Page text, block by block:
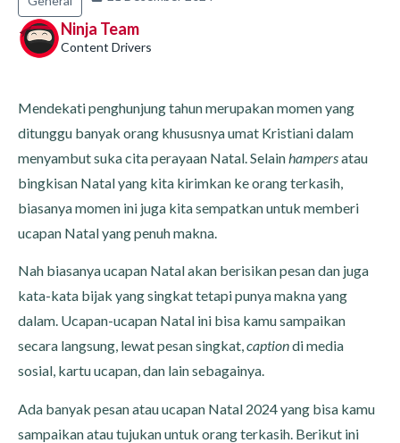
Ninja Team
Content Drivers
Mendekati penghunjung tahun merupakan momen yang
ditunggu banyak orang khususnya umat Kristiani dalam
menyambut suka cita perayaan Natal. Selainhampersatau
bingkisan Natal yang kita kirimkan ke orang terkasih,
biasanya momen ini juga kita sempatkan untuk memberi
ucapan Natal yang penuh makna.
Nah biasanya ucapan Natal akan berisikan pesan dan juga
kata-kata bijak yang singkat tetapi punya makna yang
dalam. Ucapan-ucapan Natal ini bisa kamu sampaikan
secara langsung, lewat pesan singkat,captiondi media
sosial, kartu ucapan, dan lain sebagainya.
Ada banyak pesan atau ucapan Natal 2024 yang bisa kamu
sampaikan atau tujukan untuk orang terkasih. Berikut ini